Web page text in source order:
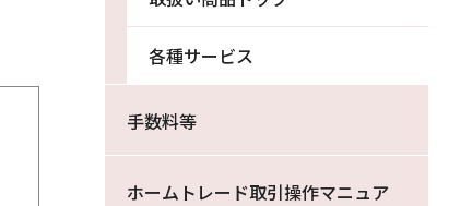
各種サービス
手数料等
ホームトレード取引操作マニュア